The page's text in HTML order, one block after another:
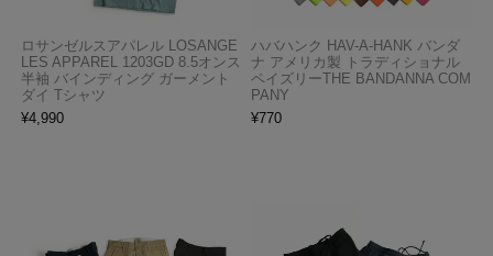
ロサンゼルスアパレル LOSANGE
LES APPAREL 1203GD 8.5オンス
半袖 バインディング ガーメント
ダイ Tシャツ
¥4,990
ハバハンク HAV-A-HANK バンダ
ナ アメリカ製 トラディショナル
ペイズリーTHE BANDANNA COM
PANY
¥770